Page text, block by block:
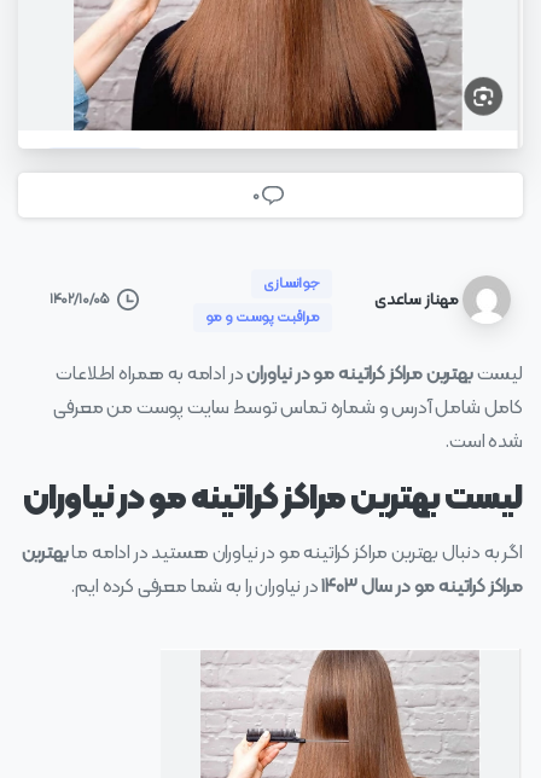
0
مهناز ساعدی
جوانسازی
مراقبت پوست و مو
۱۴۰۲/۱۰/۰۵
لیستبهترین مراکز کراتینه مو در نیاوراندر ادامه به همراه اطلاعات
کامل شامل آدرس و شماره تماس توسط سایت پوست من معرفی
شده است.
لیست بهترین مراکز کراتینه مو در نیاوران
اگر به دنبال بهترین مراکز کراتینه مو در نیاوران هستید در ادامه مابهترین
مراکز کراتینه مو در سال ۱۴۰۳
در نیاوران را به شما معرفی کرده ایم.